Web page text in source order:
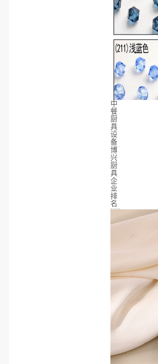
中
餐
厨
具
设
备
博
兴
厨
具
企
业
排
名